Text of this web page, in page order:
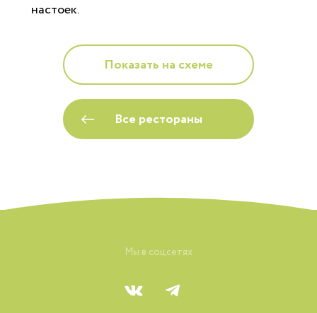
Показать на схеме
Все рестораны
настоек.
Мы в соцсетях